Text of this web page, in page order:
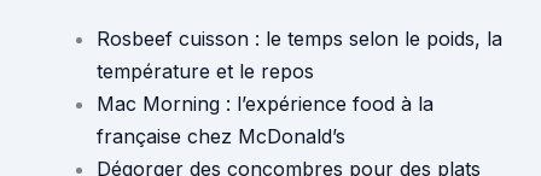
Rosbeef cuisson : le temps selon le poids, la
température et le repos
Mac Morning : l’expérience food à la
française chez McDonald’s
Dégorger des concombres pour des plats